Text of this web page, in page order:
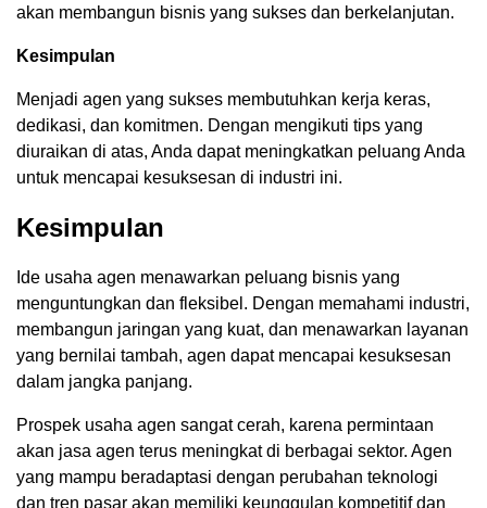
akan membangun bisnis yang sukses dan berkelanjutan.
Kesimpulan
Menjadi agen yang sukses membutuhkan kerja keras,
dedikasi, dan komitmen. Dengan mengikuti tips yang
diuraikan di atas, Anda dapat meningkatkan peluang Anda
untuk mencapai kesuksesan di industri ini.
Kesimpulan
Ide usaha agen menawarkan peluang bisnis yang
menguntungkan dan fleksibel. Dengan memahami industri,
membangun jaringan yang kuat, dan menawarkan layanan
yang bernilai tambah, agen dapat mencapai kesuksesan
dalam jangka panjang.
Prospek usaha agen sangat cerah, karena permintaan
akan jasa agen terus meningkat di berbagai sektor. Agen
yang mampu beradaptasi dengan perubahan teknologi
dan tren pasar akan memiliki keunggulan kompetitif dan